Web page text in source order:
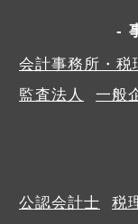
会計事務所・税
監査法人
一般
公認会計士
税